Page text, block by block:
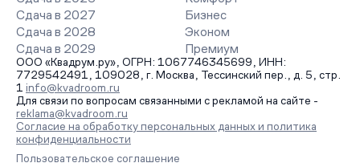
Сдача в 2027
Сдача в 2028
Сдача в 2029
Бизнес
Эконом
Премиум
ООО «Квадрум.ру», ОГРН: 1067746345699, ИНН:
7729542491, 109028, г. Москва, Тессинский пер., д. 5, стр.
1 info@kvadroom.ru
Для связи по вопросам связанными с рекламой на сайте -
reklama@kvadroom.ru
Согласие на обработку персональных данных и политика
конфиденциальности
Пользовательское соглашение